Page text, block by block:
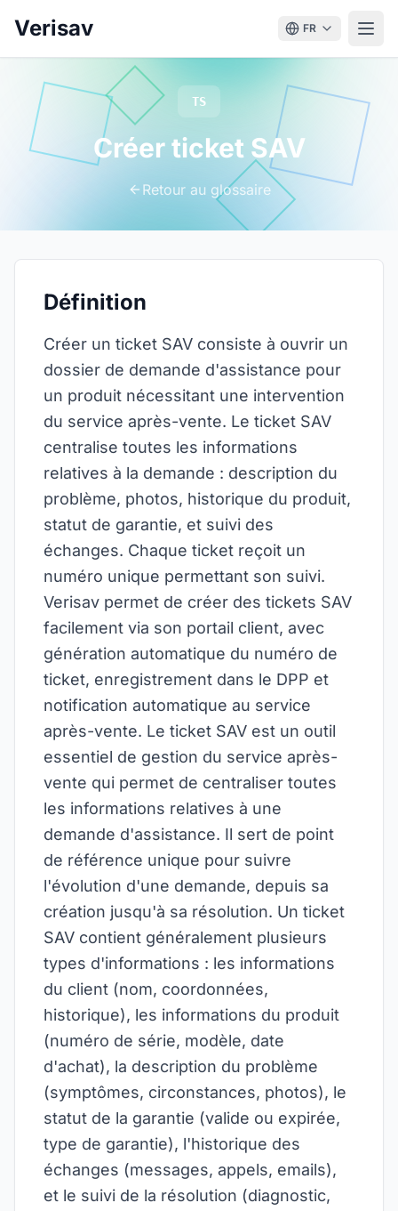
Verisav FR
TS
Créer ticket SAV
Retour au glossaire
Définition
Créer un ticket SAV consiste à ouvrir un
dossier de demande d'assistance pour
un produit nécessitant une intervention
du service après-vente. Le ticket SAV
centralise toutes les informations
relatives à la demande : description du
problème, photos, historique du produit,
statut de garantie, et suivi des
échanges. Chaque ticket reçoit un
numéro unique permettant son suivi.
Verisav permet de créer des tickets SAV
facilement via son portail client, avec
génération automatique du numéro de
ticket, enregistrement dans le DPP et
notification automatique au service
après-vente. Le ticket SAV est un outil
essentiel de gestion du service après-
vente qui permet de centraliser toutes
les informations relatives à une
demande d'assistance. Il sert de point
de référence unique pour suivre
l'évolution d'une demande, depuis sa
création jusqu'à sa résolution. Un ticket
SAV contient généralement plusieurs
types d'informations : les informations
du client (nom, coordonnées,
historique), les informations du produit
(numéro de série, modèle, date
d'achat), la description du problème
(symptômes, circonstances, photos), le
statut de la garantie (valide ou expirée,
type de garantie), l'historique des
échanges (messages, appels, emails),
et le suivi de la résolution (diagnostic,